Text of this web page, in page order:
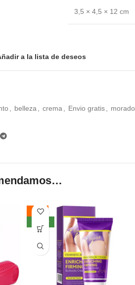
3,5 × 4,5 × 12 cm
a la lista de deseos
belleza crema Envio gratis
morado
-57%
NUEVO